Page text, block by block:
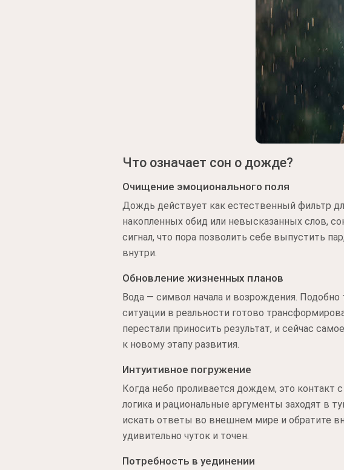
Что означает сон о дожде?
Очищение эмоционального поля
Дождь действует как естественный фильтр
накопленных обид или невысказанных слов,
сигнал, что пора позволить себе выпустить
внутри.
Обновление жизненных планов
Вода — символ начала и возрождения.
ситуации в реальности готово
перестали приносить результат, и сейчас
к новому этапу развития.
Интуитивное погружение
Когда небо проливается дождем, это контакт
логика и рациональные аргументы заходят в
искать ответы во внешнем мире и обратите
удивительно чуток и точен.
Потребность в уединении